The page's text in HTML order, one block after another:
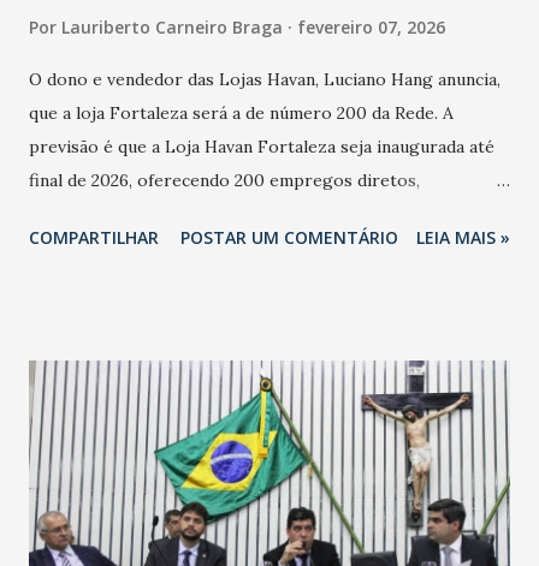
Por Lauriberto Carneiro Braga fevereiro 07, 2026
O dono e vendedor das Lojas Havan, Luciano Hang anuncia,
que a loja Fortaleza será a de número 200 da Rede. A
previsão é que a Loja Havan Fortaleza seja inaugurada até
final de 2026, oferecendo 200 empregos diretos,
Havan Fortaleza ainda não foi anunciada oficialmente, mas
COMPARTILHAR POSTAR UM COMENTÁRIO LEIA MAIS »